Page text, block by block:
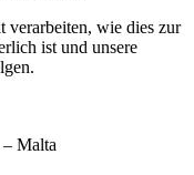
verarbeiten, wie dies zur
ist und unsere
Malta